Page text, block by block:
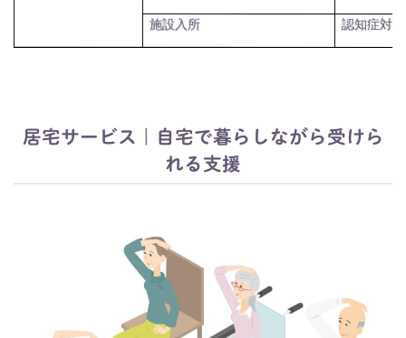
施設入所 認知症対
居宅サービス｜自宅で暮らしながら受けら
れる支援